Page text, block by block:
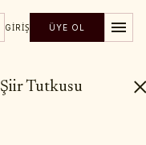
GIRIŞ ÜYE OL
Şiir Tutkusu